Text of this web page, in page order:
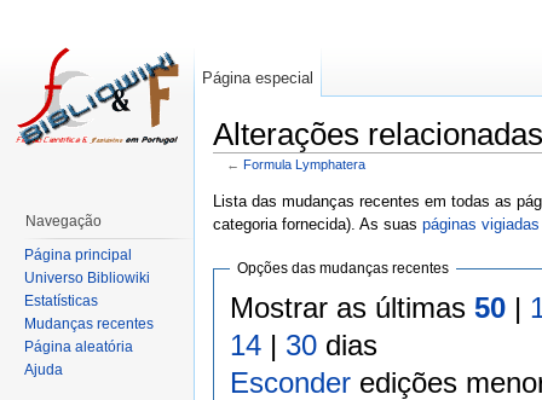
Alterações
← Formula Lymphatera
Lista das mudanças recentes em todas as
categoria fornecida). As suas páginas vigiadas
Opções das mudanças recentes
Mostrar as últimas 50|
14| 30dias
Esconderedições
Página especial
Navegação
Página principal
Universo Bibliowiki
Estatísticas
Mudanças recentes
Página aleatória
Ajuda